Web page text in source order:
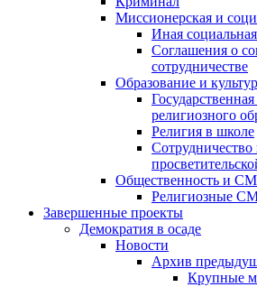
Миссионерская и
Иная
Соглашения о
сотрудничестве
Образование и
религиозного
Религия в школе
Сотрудничество
Общественность и
Религиозные
Завершенные проекты
Демократия в осаде
Новости
Архив
Крупные